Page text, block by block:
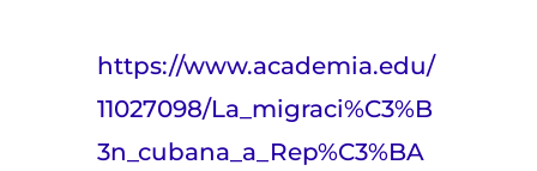
https://www.academia.edu/
11027098/La_migraci%C3%B
3n_cubana_a_Rep%C3%BA